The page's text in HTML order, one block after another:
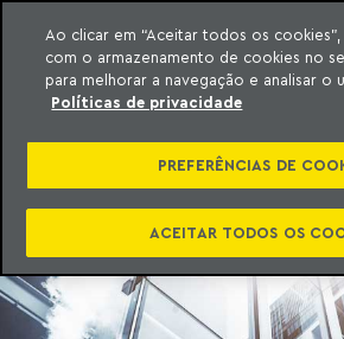
o conteúdo
Machado Meyer
Ao clicar em “Aceitar todos os
com o armazenamento de cookies no
para melhorar a navegação e analisar o
Políticas de privacidade
PREFERÊNCIAS DE
ACEITAR TODOS OS